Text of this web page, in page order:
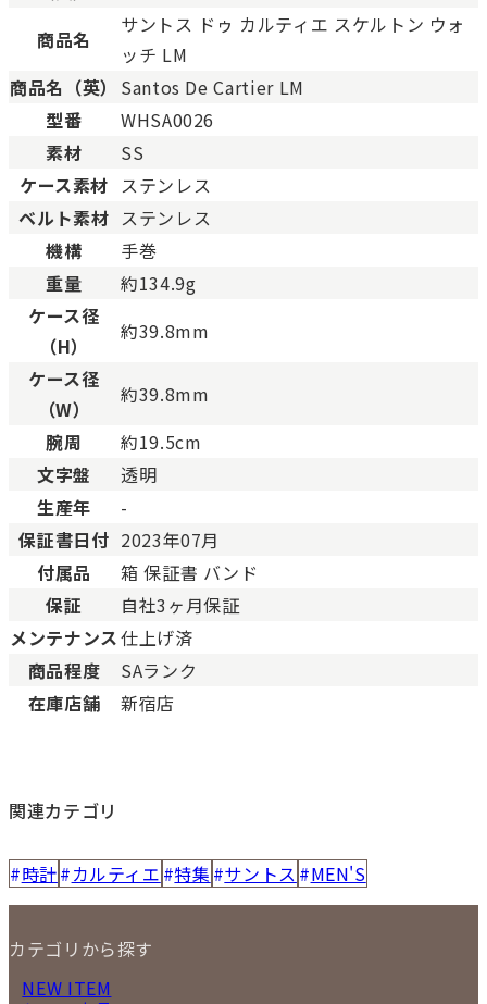
Aランク 僅かな傷、汚れはあります
ABランク
Bランク 一般的な使用感があり、傷
BCランク
商品名
サントス ドゥ カルティエ スケルトン ウォ
ッチ LM
商品名（英）
Santos De Cartier LM
型番
WHSA0026
素材
SS
ケース素材 ステンレス
ベルト素材 ステンレス
機構
手巻
重量
約134.9g
ケース径
（H）
約39.8mm
ケース径
（W）
約39.8mm
腕周
約19.5cm
文字盤
透明
生産年
-
保証書日付 2023年07月
付属品
箱 保証書 バンド
保証
自社3ヶ月保証
メンテナンス仕上げ済
商品程度
SAランク
在庫店舗
新宿店
関連カテゴリ
時計 カルティエ 特集 サントス MEN'S
カテゴリから探す
NEW ITEM